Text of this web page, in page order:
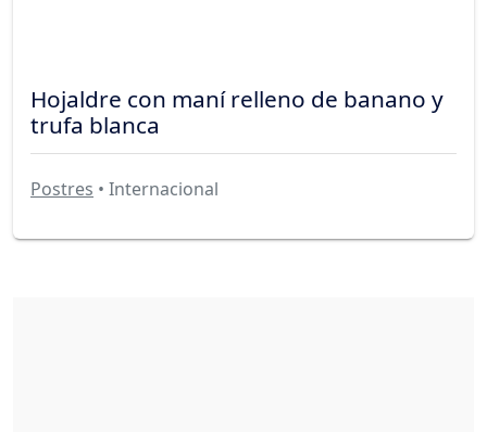
Hojaldre con maní relleno de banano y
trufa blanca
Postres • Internacional